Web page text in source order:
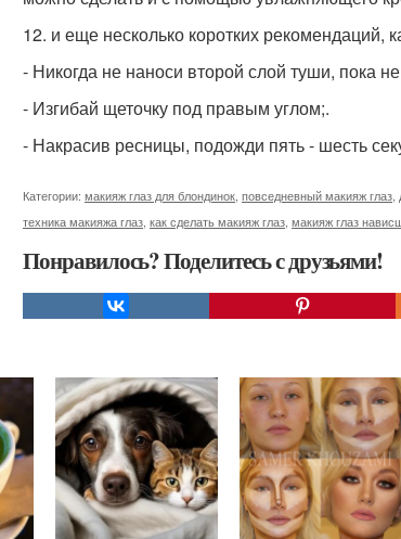
12. и еще несколько коротких рекомендаций,
- Никогда не наноси второй слой туши, пока
- Изгибай щеточку под правым углом;.
- Накрасив ресницы, подожди пять - шесть
Категории: макияж глаз для блондинок повседневный макияж глаз
техника макияжа глаз как сделать макияж глаз макияж глаз
Понравилось? Поделитесь с друзьями!